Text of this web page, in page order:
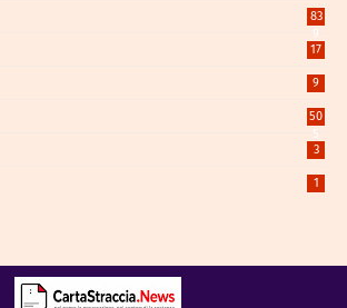
83
9
17
9
50
5
3
1